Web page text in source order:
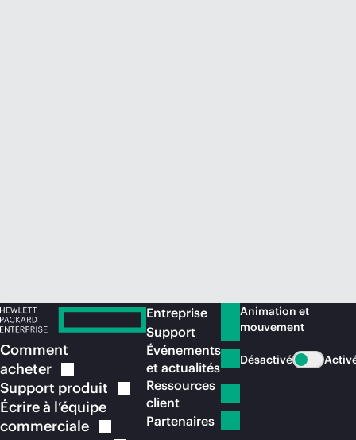
Comment
acheter
Support produit
Écrire à l’équipe
commerciale
Entreprise
Support
Événements
et actualités
Ressources
client
Partenaires
Animation et
mouvement
Désactivé